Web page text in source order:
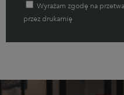
Wyrażam zgodę na
przez drukarnię